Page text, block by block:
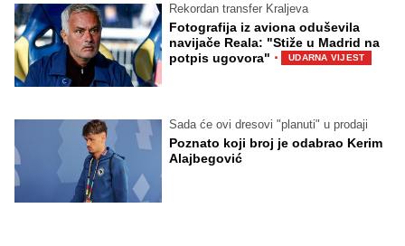
Rekordan transfer Kraljeva
Fotografija iz aviona oduševila
navijače Reala: "Stiže u Madrid na
potpis ugovora" · UDARNA VIJEST
Sada će ovi dresovi "planuti" u prodaji
Poznato koji broj je odabrao Kerim
Alajbegović